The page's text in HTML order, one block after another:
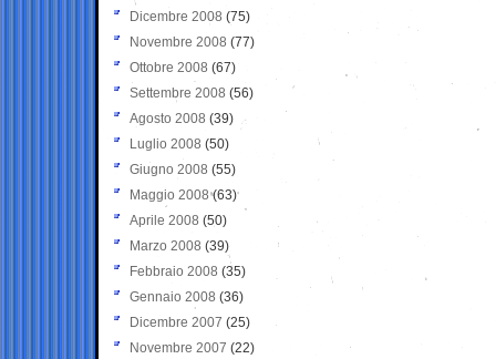
Dicembre 2008 (75)
Novembre 2008 (77)
Ottobre 2008 (67)
Settembre 2008 (56)
Agosto 2008 (39)
Luglio 2008 (50)
Giugno 2008 (55)
Maggio 2008(63)
Aprile 2008 (50)
Marzo 2008 (39)
Febbraio 2008 (35)
Gennaio 2008 (36)
Dicembre 2007 (25)
Novembre 2007 (22)